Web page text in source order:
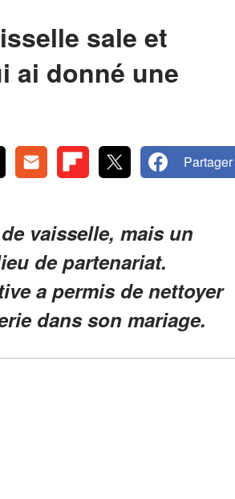
sale et
ai donné une
Partager
vaisselle, mais un
de partenariat.
a permis de nettoyer
dans son mariage.